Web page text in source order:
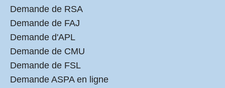
Demande de RSA
Demande de FAJ
Demande d'APL
Demande de CMU
Demande de FSL
Demande ASPA en ligne